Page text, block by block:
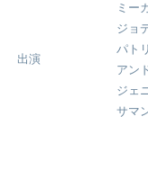
出演
ミー
ジョ
パト
アン
ジェ
サマ